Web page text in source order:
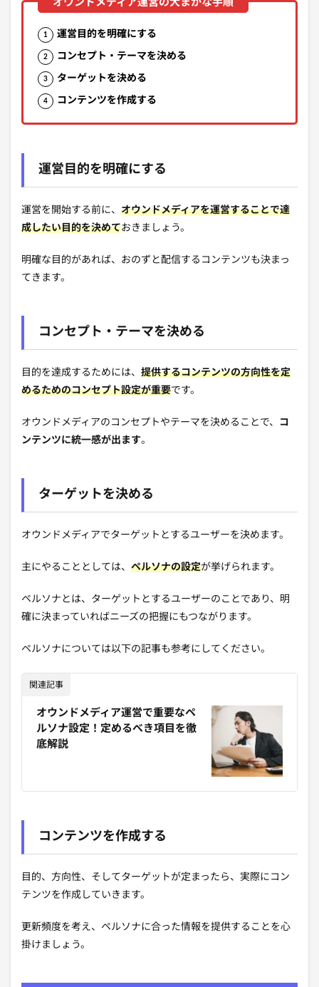
運営目的を明確にする
コンセプト・テーマを決める
ターゲットを決める
コンテンツを作成する
運営目的を明確にする
運営を開始する前に、 オウンドメディアを運営することで達
成したい目的を決めておきましょう。
明確な目的があれば、おのずと配信するコンテンツも決まっ
てきます。
コンセプト・テーマを決める
目的を達成するためには、 提供するコンテンツの方向性を定
めるためのコンセプト設定が重要です。
オウンドメディアのコンセプトやテーマを決めることで、
コ
ンテンツに統一感が出ます。
ターゲットを決める
オウンドメディアでターゲットとするユーザーを決めます。
主にやることとしては、 ペルソナの設定が挙げられます。
ペルソナとは、ターゲットとするユーザーのことであり、明
確に決まっていればニーズの把握にもつながります。
ペルソナについては以下の記事も参考にしてください。
関連記事
オウンドメディア運営で重要なペ
ルソナ設定！定めるべき項目を徹
底解説
コンテンツを作成する
目的、方向性、そしてターゲットが定まったら、実際にコン
テンツを作成していきます。
更新頻度を考え、ペルソナに合った情報を提供することを心
掛けましょう。